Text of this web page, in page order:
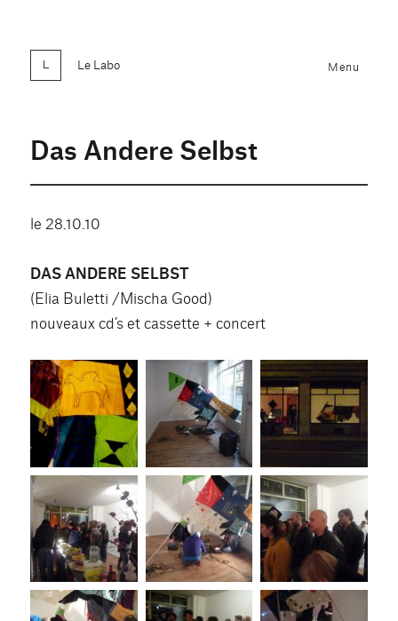
Le Labo Menu
Das Andere Selbst
le 28.10.10
DAS ANDERE SELBST
(Elia Buletti /Mischa Good)
nouveaux cd’s et cassette + concert